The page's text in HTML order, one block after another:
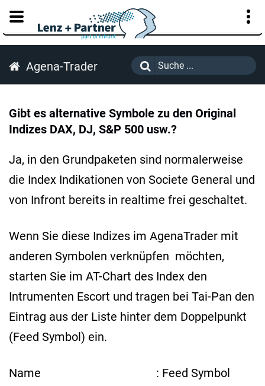
KUNDENPORTAL
Agena-Trader
Gibt es alternative Symbole zu den Original
Indizes DAX, DJ, S&P 500 usw.?
Ja, in den Grundpaketen sind normalerweise
die Index Indikationen von Societe General und
von Infront bereits in realtime frei geschaltet.
Wenn Sie diese Indizes im AgenaTrader mit
anderen Symbolen verknüpfen möchten,
starten Sie im AT-Chart des Index den
Intrumenten Escort und tragen bei Tai-Pan den
Eintrag aus der Liste hinter dem Doppelpunkt
(Feed Symbol) ein.
Name : Feed Symbol